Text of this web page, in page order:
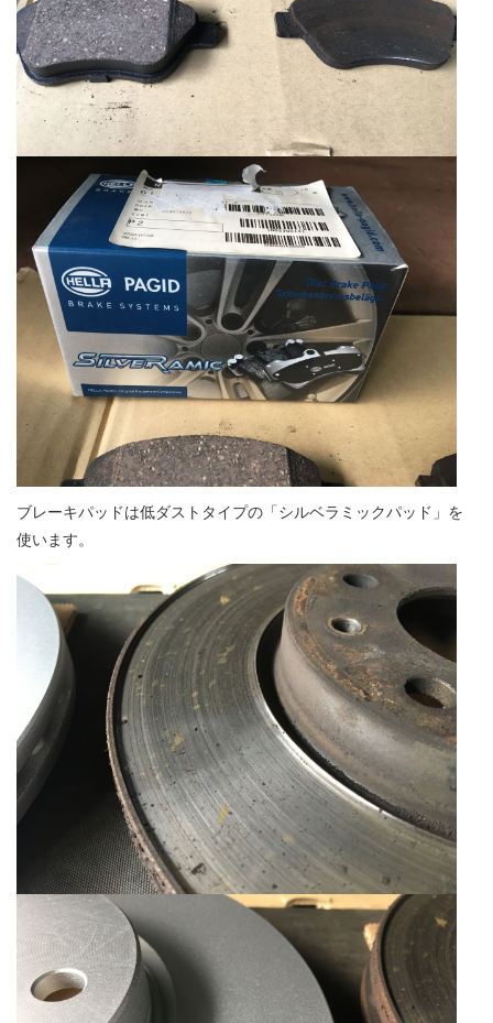
ブレーキパッドは低ダストタイプの「シルベラミックパッド」を
使います。